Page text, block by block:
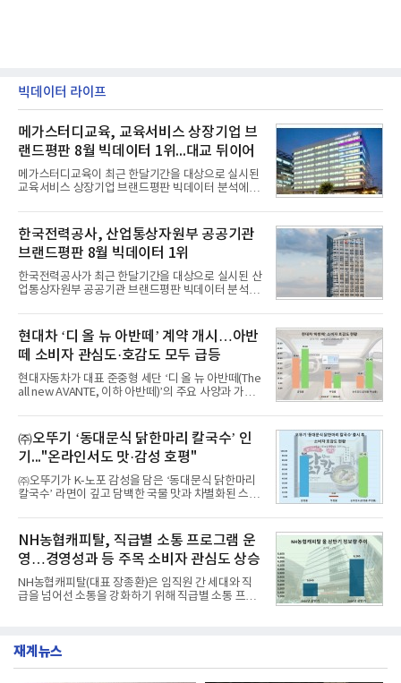
빅데이터 라이프
메가스터디교육, 교육서비스 상장기업 브
랜드평판 8월 빅데이터 1위...대교 뒤이어
메가스터디교육이 최근 한달기간을 대상으로 실시된
교육서비스 상장기업 브랜드평판 빅데이터 분석에서
일 한국기업평판연구소(소장 구창환)는 국내 교육서
비스 상장기업 브랜드를 대상으로 지난 7월 7일부터
8월 7일까지 수집된 소비자 빅데이터 10,074,233건
을 분석한 결과, 메가스터디교육이 브랜드평판지수
1,710,926을 기록하며 8월 1위에 올랐다고 밝혔다.
분석에 활용된 빅데이터는 지난 7월(9,491,206건) 대
비 6.14% 증가한 수치로, 교육서비스 상장기업 브랜
디교육, 대교, 디지
한국전력공사, 산업통상자원부 공공기관
브랜드평판 8월 빅데이터 1위
한국전력공사가 최근 한달기간을 대상으로 실시된 산
업통상자원부 공공기관 브랜드평판 빅데이터 분석에
이 순으로 뒤를 이었다.7일 한국기업평판연구소(소장
구창환)는 산업통상자원부 공공기관 41개 브랜드를
대상으로 지난 7월 7일부터 8월 7일까지 수집된 소비
자 빅데이터 91,102,549건을 분석한 결과, 한국전력
공사가 브랜드평판지수 10,670,633을 기록하며 8월
1위에 올랐다고 밝혔다. 분석에 활용된 빅데이터는 지
난 7월(88,893,823건) 대비 2.48% 증가한 수치다.연
수력원자력, 한국석
현대차 ‘디 올 뉴 아반떼’ 계약 개시…아반
떼 소비자 관심도·호감도 모두 급등
현대자동차가 대표 준중형 세단 ‘디 올 뉴 아반떼(The
all new AVANTE, 이하 아반떼)’의 주요 사양과 가격
떼는 6년 만에 선보이는 8세대 완전변경 모델로, ▲정
교한 선과 면을 중심으로 완성한 파격적인 디자인 ▲
과거 중형 세단 수준으로 확대된 차체 제원 ▲글로벌
최고 수준의 안전성 ▲성능과 효율을 동시에 높인 주
행 완성도 ▲첨단 편의 및 디지털 사양 적용 등을 통해
글로벌 준중형 세단의 새로운 기준을 세웠다.아반떼
는 가솔린 2.0과 1.6 하이브리드 두 가지 파워트레인
넘
㈜오뚜기 ‘동대문식 닭한마리 칼국수’ 인
기..."온라인서도 맛·감성 호평"
㈜오뚜기가 K-노포 감성을 담은 ‘동대문식 닭한마리
칼국수’ 라면이 깊고 담백한 국물 맛과 차별화된 스토
혔다.‘동대문식 닭한마리 칼국수’는 예상을 뛰어넘는
소비자 호응에 힘입어 지난 7월 13일 첫 선을 보인 지
단 18일 만에 누적 판매량 50만 개를 돌파하는 성과를
거두었다.이번 신제품은 개발진이 전국의 닭한마리
전문점을 직접 찾아 다니며 최적의 육수 비율을 완성
했다. 자극적이지 않으면서도 깊은 닭육수에 마늘의
개운한 풍미를 더했으며, 국물이 잘 배어들면서도 쫄
서도
NH농협캐피탈, 직급별 소통 프로그램 운
영…경영성과 등 주목 소비자 관심도 상승
NH농협캐피탈(대표 장종환)은 임직원 간 세대와 직
급을 넘어선 소통을 강화하기 위해 직급별 소통 프로
영지원부 홍보팀과 2026년 새로이(e)＊가 공동 주관
재계뉴스